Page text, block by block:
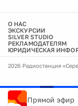
О НАС
ЭКСКУРСИИ
SILVER STUDIO
РЕКЛАМОДАТЕЛЯМ
ЮРИДИЧЕСКАЯ
2026 Радиостанция
Прямой эфир